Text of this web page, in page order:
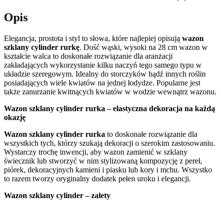
Opis
Elegancja, prostota i styl to słowa, które najlepiej opisują wazon
szklany cylinder rurkę. Dość wąski, wysoki na 28 cm wazon w
kształcie walca to doskonałe rozwiązanie dla aranżacji
zakładających wykorzystanie kilku naczyń tego samego typu w
układzie szeregowym. Idealny do storczyków bądź innych roślin
posiadających wiele kwiatów na jednej łodydze. Popularne jest
także zanurzanie kwitnących kwiatów w wodzie wewnątrz wazonu.
Wazon szklany cylinder rurka – elastyczna dekoracja na każdą
okazję
Wazon szklany cylinder rurka to doskonałe rozwiązanie dla
wszystkich tych, którzy szukają dekoracji o szerokim zastosowaniu.
Wystarczy trochę inwencji, aby wazon zamienić w szklany
świecznik lub stworzyć w nim stylizowaną kompozycję z pereł,
piórek, dekoracyjnych kamieni i piasku lub kory i mchu. Wszystko
to razem tworzy oryginalny dodatek pełen uroku i elegancji.
Wazon szklany cylinder – zalety